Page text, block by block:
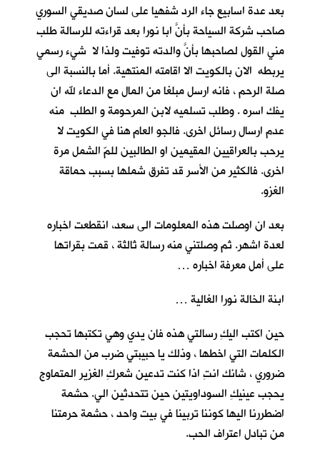
بعد عدة اسابيع جاء الرد شفهيا على لسان صديقي السوري
صاحب شركة السياحة بأنَّ ابا نورا بعد قراءته للرسالة طلب
مني القول لصاحبها بأنَّ والدته توفيت ولذا لا شيء رسمي
يربطه الان بالكويت الا اقامته المنتهية. أما بالنسبة الى
صلة الرحم ، فانه ارسل مبلغا من المال مع الدعاء لله ان
يفك اسره . وطلب تسلميه لابن المرحومة و الطلب منه
عدم ارسال رسائل اخرى. فالجو العام هنا في الكويت لا
يرحب بالعراقيين المقيمين او الطالبين للمّ الشمل مرة
اخرى. فالكثير من الأسر قد تفرق شملها بسبب حماقة
الغزو.
بعد ان اوصلت هذه المعلومات الى سعد، انقطعت اخباره
لعدة اشهر. ثم وصلتني منه رسالة ثالثة ، قمت بقراتها
على أمل معرفة اخباره …
ابنة الخالة نورا الغالية …
حين اكتب اليكِ رسالتي هذه فان يدي وهي تكتبها تحجب
الكلمات التي اخطها ، وذلك يا حبيبتي ضرب من الحشمة
ضروري ، شانك انتِ اذا كنت تدعين شعركِ الغزير المتماوج
يحجب عينيكِ السوداويتين حين تتحدثين الي. حشمة
اضطررنا اليها كوننا تربينا في بيت واحد ، حشمة حرمتنا
من تبادل اعتراف الحب.